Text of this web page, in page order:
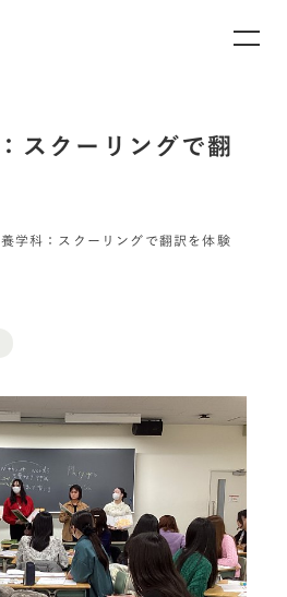
スクーリングで翻
学科：スクーリングで翻訳を体験